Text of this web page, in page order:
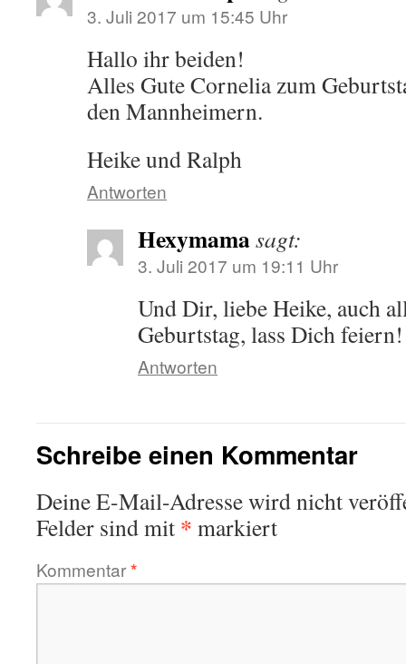
3. Juli 2017 um 15:45 Uhr
Hallo ihr beiden!
Alles Gute Cornelia zum
den Mannheimern.
Heike und Ralph
Antworten
Hexymamasagt:
3. Juli 2017 um 19:11 Uhr
Und Dir, liebe Heike, auch
Geburtstag, lass Dich feiern!
Antworten
Schreibe einen Kommentar
Deine E-Mail-Adresse wird nicht
Felder sind mit * markiert
Kommentar*